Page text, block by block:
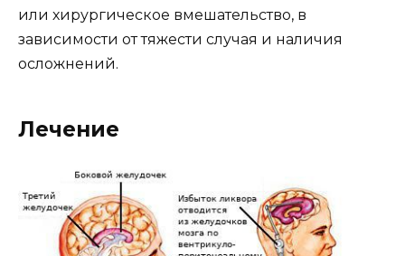
или хирургическое вмешательство, в
зависимости от тяжести случая и наличия
осложнений.
Лечение